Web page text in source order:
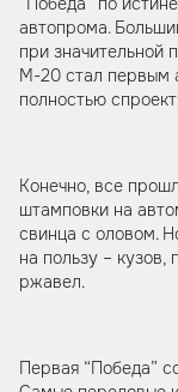
автопрома.
при значительной
М-20 стал первым
полностью
Конечно, все
штамповки на
свинца с оловом.
на пользу – кузов,
ржавел.
Первая “Победа”